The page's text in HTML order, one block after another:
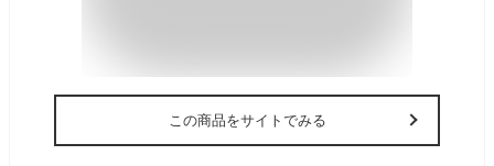
この商品をサイトでみる